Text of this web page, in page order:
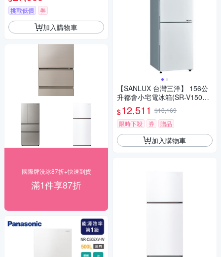
挑戰低價 券
加入購物車
國際牌洗冰87折+快速到貨
滿1件享87折
【SANLUX 台灣三洋】 156公
升都會小宅電冰箱(SR-V150B
F)
$12,511 $13,169
限時下殺
券 贈品
加入購物車